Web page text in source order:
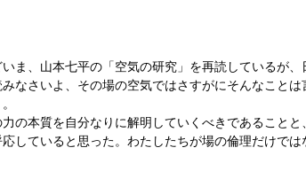
ま、山本七平の「空気の研究」を再読しているが、
なさいよ、その場の空気ではさすがにそんなこと
の本質を自分なりに解明していくべきであることと
していると思った。わたしたちが場の倫理だけで